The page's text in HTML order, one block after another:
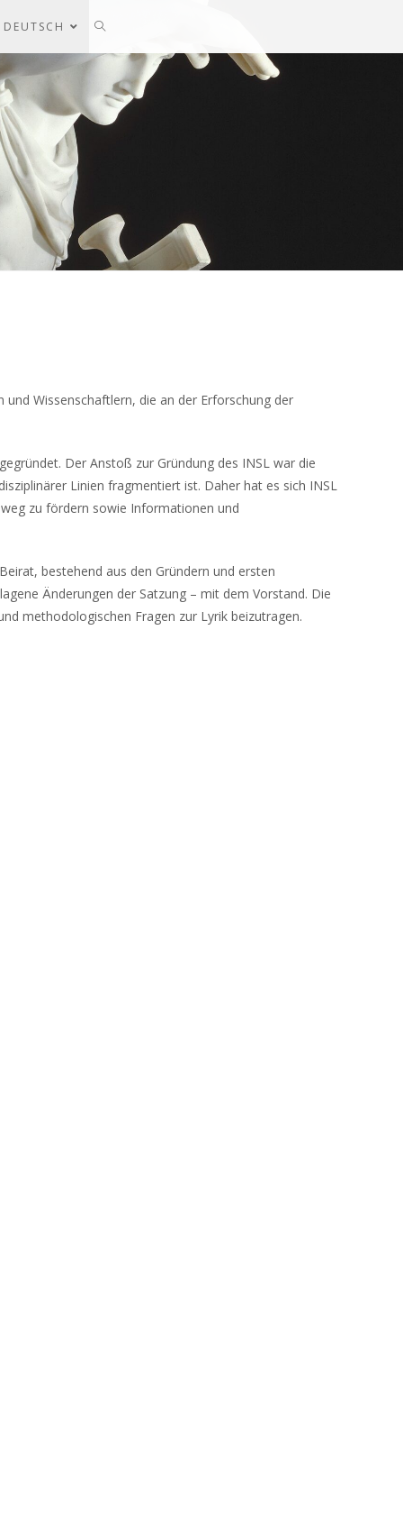
DEUTSCH
Wissenschaftlern, die an der Erforschung der
Der Anstoß zur Gründung des INSL war die
Linien fragmentiert ist. Daher hat es sich INSL
zu fördern sowie Informationen und
bestehend aus den Gründern und ersten
Änderungen der Satzung – mit dem Vorstand. Die
methodologischen Fragen zur Lyrik beizutragen.